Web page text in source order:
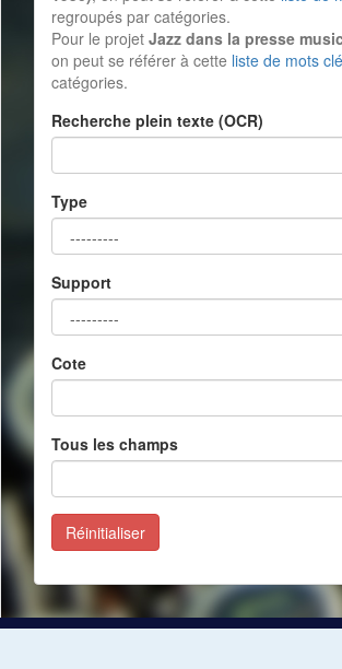
regroupés par catégories.
Pour le projet Jazz dans la presse
on peut se référer à cette liste de mots
catégories.
Recherche plein texte (OCR)
Type
Support
Cote
Tous les champs
Réinitialiser